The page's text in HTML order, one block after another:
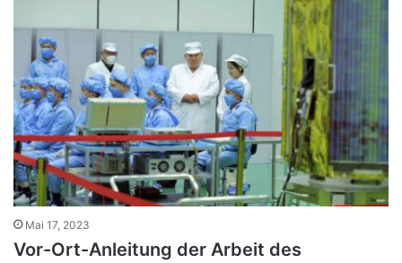
Mai 17, 2023
Vor-Ort-Anleitung der Arbeit des